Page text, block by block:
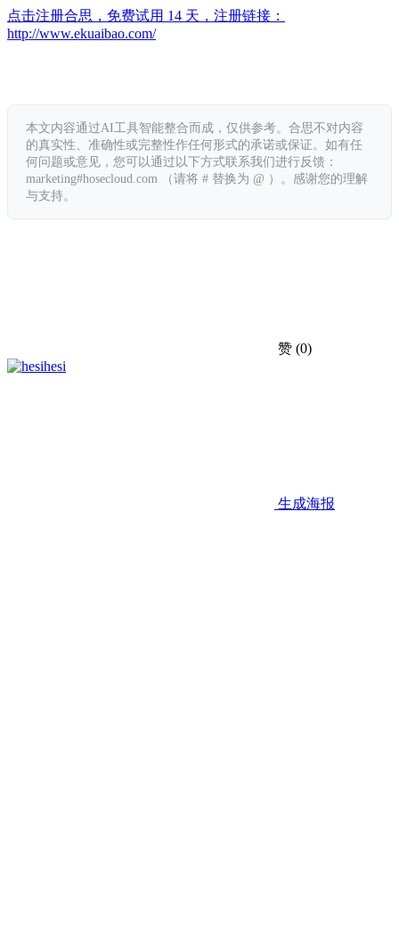
点击注册合思，免费试用 14 天，注册链接：
http://www.ekuaibao.com/
本文内容通过AI工具智能整合而成，仅供参考。合思不对内容
的真实性、准确性或完整性作任何形式的承诺或保证。如有任
何问题或意见，您可以通过以下方式联系我们进行反馈：
marketing#hosecloud.com （请将 # 替换为 @ ）。感谢您的理解
与支持。
赞 (0)
hesi
生成海报